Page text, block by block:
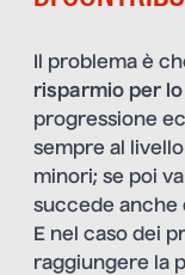
Il problema è
risparmio per
progressione
sempre al
minori; se poi
succede anche
E nel caso dei
raggiungere la